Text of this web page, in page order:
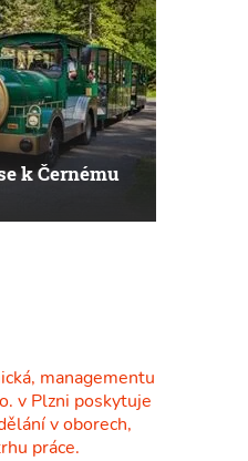
k Černému
managementu
v Plzni poskytuje
v oborech,
práce.